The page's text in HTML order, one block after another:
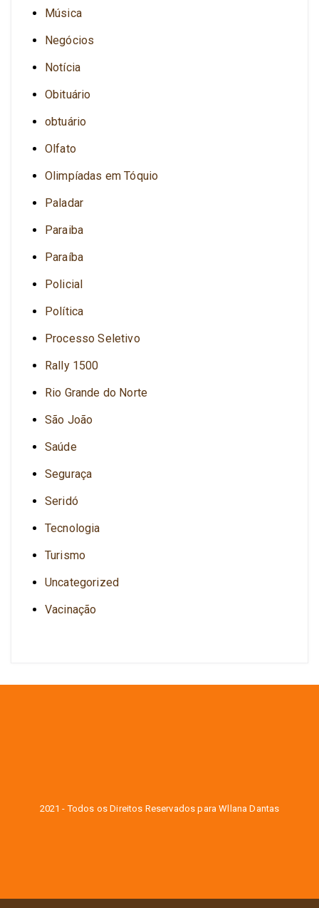
Música
Negócios
Notícia
Obituário
obtuário
Olfato
Olimpíadas em Tóquio
Paladar
Paraiba
Paraíba
Policial
Política
Processo Seletivo
Rally 1500
Rio Grande do Norte
São João
Saúde
Seguraça
Seridó
Tecnologia
Turismo
Uncategorized
Vacinação
2021 - Todos os Direitos Reservados para Wllana Dantas